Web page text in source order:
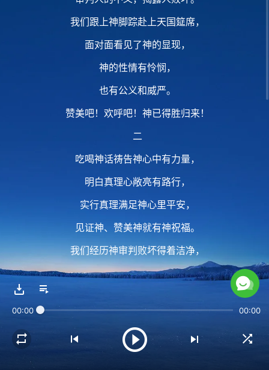
我们跟上神脚踪赴上天国筵席，
面对面看见了神的显现，
神的性情有怜悯，
也有公义和威严。
赞美吧！欢呼吧！神已得胜归来！
二
吃喝神话祷告神心中有力量，
明白真理心敞亮有路行，
实行真理满足神心里平安，
见证神、赞美神就有神祝福。
我们经历神审判败坏得着洁净，
神的公义性情实在太可爱，
三
00:00 00:00